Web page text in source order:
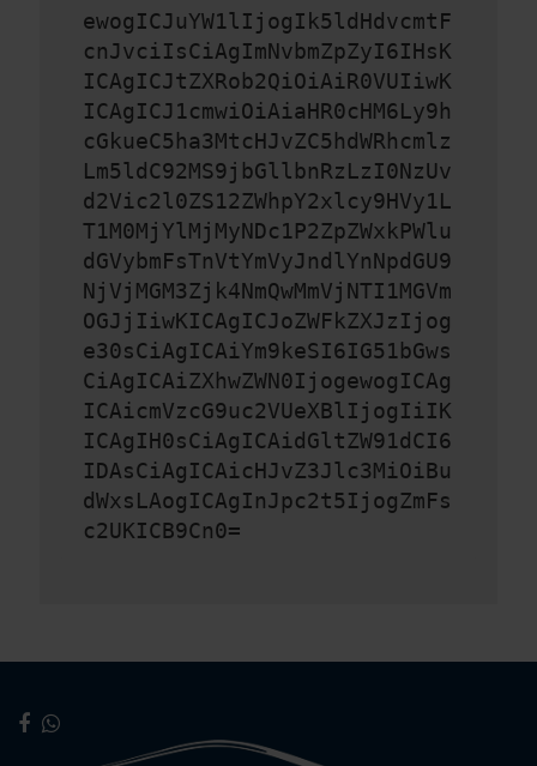
ewogICJuYW1lIjogIk5ldHdvcmtF
cnJvciIsCiAgImNvbmZpZyI6IHsK
ICAgICJtZXRob2QiOiAiR0VUIiwK
ICAgICJ1cmwiOiAiaHR0cHM6Ly9h
cGkueC5ha3MtcHJvZC5hdWRhcmlz
Lm5ldC92MS9jbGllbnRzLzI0NzUv
d2Vic2l0ZS12ZWhpY2xlcy9HVy1L
T1M0MjYlMjMyNDc1P2ZpZWxkPWlu
dGVybmFsTnVtYmVyJndlYnNpdGU9
NjVjMGM3Zjk4NmQwMmVjNTI1MGVm
OGJjIiwKICAgICJoZWFkZXJzIjog
e30sCiAgICAiYm9keSI6IG51bGws
CiAgICAiZXhwZWN0IjogewogICAg
ICAicmVzcG9uc2VUeXBlIjogIiIK
ICAgIH0sCiAgICAidGltZW91dCI6
IDAsCiAgICAicHJvZ3Jlc3MiOiBu
dWxsLAogICAgInJpc2t5IjogZmFs
c2UKICB9Cn0=